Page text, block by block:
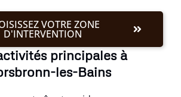
VOTRE ZONE
D'INTERVENTION
principales à
les-Bains